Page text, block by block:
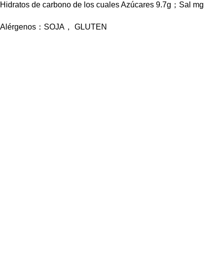
Hidratos de carbono de los cuales Azúcares 9.7g；Sal mg
Alérgenos：SOJA， GLUTEN